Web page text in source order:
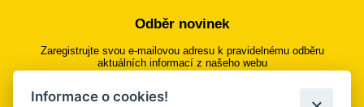
Odběr novinek
Zaregistrujte svou e-mailovou adresu k pravidelnému odběru
aktuálních informací z našeho webu
Přihlásit se k odběru
Informace o cookies!